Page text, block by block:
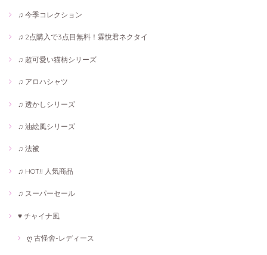
♫ 今季コレクション
♫ 2点購入で3点目無料！霖悅君ネクタイ
♫ 超可愛い猫柄シリーズ
♫ アロハシャツ
♫ 透かしシリーズ
♫ 油絵風シリーズ
♫ 法被
♫ HOT!! 人気商品
♫ スーパーセール
♥ チャイナ風
ღ 古怪舍-レディース